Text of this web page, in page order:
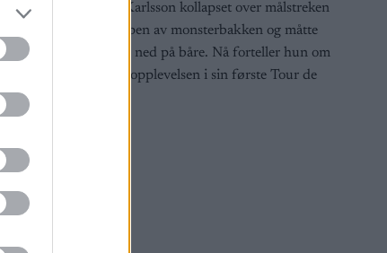
Frida Karlsson kollapset over målstreken
på toppen av monsterbakken og måtte
fraktes ned på båre. Nå forteller hun om
skrekkopplevelsen i sin første Tour de